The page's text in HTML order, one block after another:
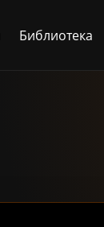
Библиотека